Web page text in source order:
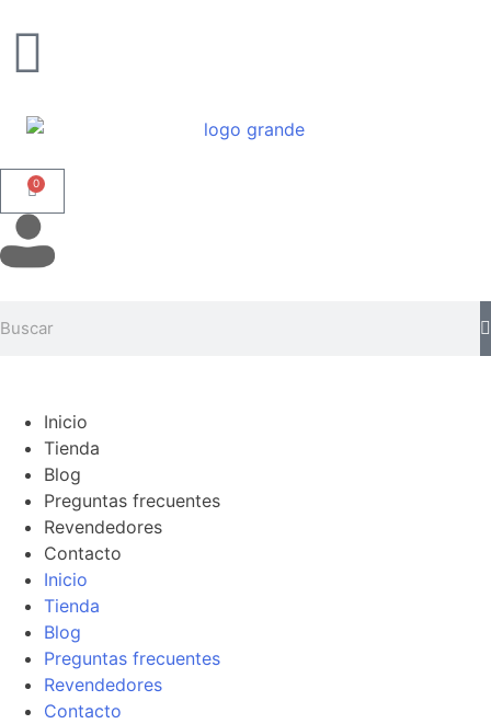
0
Inicio
Tienda
Blog
Preguntas frecuentes
Revendedores
Contacto
Inicio
Tienda
Blog
Preguntas frecuentes
Revendedores
Contacto